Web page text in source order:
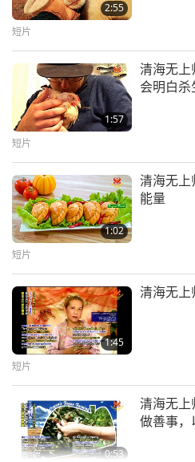
时间紧迫。我们不会失去什
造和平。这就是我们该做的
爱，千万别打仗。非常感谢
持纯素：因为我们是上帝的
免费观看和下载这场演讲的
演讲」，就在
2:55
短片
1:57
清海无上
会明白杀
短片
1:02
清海无上
能量
短片
1:45
清海无上
短片
0:53
清海无上
做善事，